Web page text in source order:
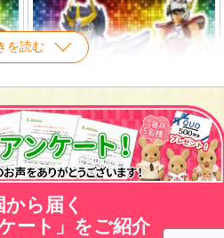
を読む
聖闘士星矢 フィギュア買取
から届く
ート」をご紹介